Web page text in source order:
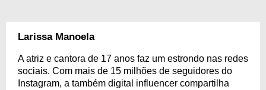
Larissa Manoela
A atriz e cantora de 17 anos faz um estrondo nas redes
sociais. Com mais de 15 milhões de seguidores do
Instagram, a também digital influencer compartilha